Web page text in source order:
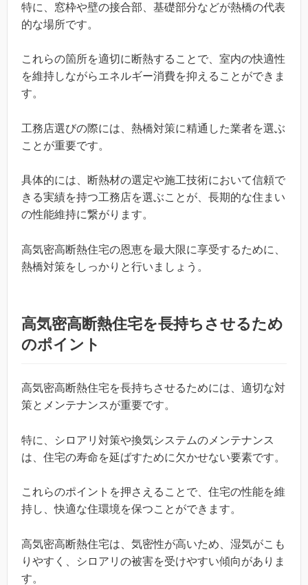
特に、窓枠や壁の接合部、基礎部分などが熱橋の代表
的な場所です。
これらの箇所を適切に断熱することで、室内の快適性
を維持しながらエネルギー消費を抑えることができま
す。
工務店選びの際には、熱橋対策に精通した業者を選ぶ
ことが重要です。
具体的には、断熱材の選定や施工技術において信頼で
きる実績を持つ工務店を選ぶことが、長期的な住まい
の性能維持に繋がります。
高気密高断熱住宅の恩恵を最大限に享受するために、
熱橋対策をしっかりと行いましょう。
高気密高断熱住宅を長持ちさせるため
のポイント
高気密高断熱住宅を長持ちさせるためには、適切な対
策とメンテナンスが重要です。
特に、シロアリ対策や換気システムのメンテナンス
は、住宅の寿命を延ばすために欠かせない要素です。
これらのポイントを押さえることで、住宅の性能を維
持し、快適な住環境を保つことができます。
高気密高断熱住宅は、気密性が高いため、湿気がこも
りやすく、シロアリの被害を受けやすい傾向がありま
す。